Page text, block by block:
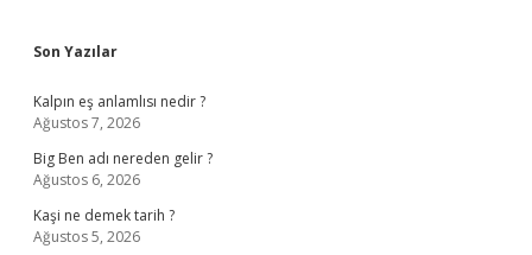
Sidebar
Son Yazılar
Kalpın eş anlamlısı nedir ?
Ağustos 7, 2026
Big Ben adı nereden gelir ?
Ağustos 6, 2026
Kaşi ne demek tarih ?
Ağustos 5, 2026